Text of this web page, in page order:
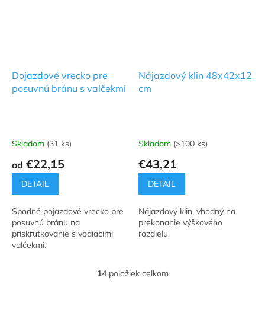
Dojazdové vrecko pre
posuvnú bránu s valčekmi
Skladom (31 ks)
od €22,15
DETAIL
Spodné pojazdové vrecko pre
posuvnú bránu na
priskrutkovanie s vodiacimi
valčekmi.
Nájazdový klin 48x42x12
cm
Skladom (>100 ks)
€43,21
DETAIL
Nájazdový klin, vhodný na
prekonanie výškového
rozdielu.
O
14položiek celkom